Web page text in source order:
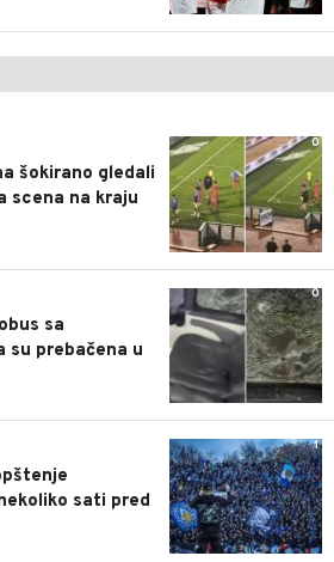
0
šokirano gledali
scena na kraju
0
sa
prebačena u
1
sati pred